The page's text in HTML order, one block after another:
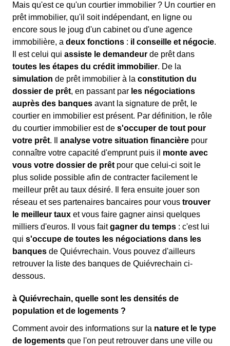
Mais qu'est ce qu'un courtier immobilier ? Un courtier en
prêt immobilier, qu'il soit indépendant, en ligne ou
encore sous le joug d'un cabinet ou d'une agence
immobilière, a deux fonctions : il conseille et négocie.
Il est celui qui assiste le demandeur de prêt dans
toutes les étapes du crédit immobilier. De la
simulation de prêt immobilier à la constitution du
dossier de prêt, en passant par les négociations
auprès des banques avant la signature de prêt, le
courtier en immobilier est présent. Par définition, le rôle
du courtier immobilier est de s'occuper de tout pour
votre prêt. Il analyse votre situation financière pour
connaître votre capacité d'emprunt puis il monte avec
vous votre dossier de prêt pour que celui-ci soit le
plus solide possible afin de contracter facilement le
meilleur prêt au taux désiré. Il fera ensuite jouer son
réseau et ses partenaires bancaires pour vous trouver
le meilleur taux et vous faire gagner ainsi quelques
milliers d'euros. Il vous faitgagner du temps : c'est lui
qui s'occupe de toutes les négociations dans les
banques de Quiévrechain. Vous pouvez d'ailleurs
retrouver la liste des banques de Quiévrechain ci-
dessous.
à Quiévrechain, quelle sont les densités de
population et de logements ?
Comment avoir des informations sur la nature et le type
de logements que l'on peut retrouver dans une ville ou